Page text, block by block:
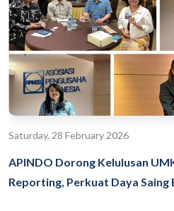
Saturday, 28 February 2026
APINDO Dorong Kelulusan
Reporting, Perkuat Daya Saing